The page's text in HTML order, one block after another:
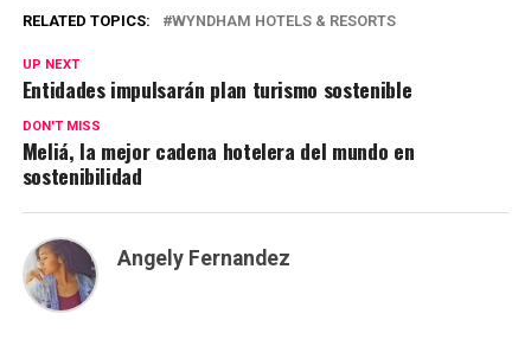
RELATED TOPICS: WYNDHAM HOTELS & RESORTS
UP NEXT
Entidades impulsarán plan turismo sostenible
DON'T MISS
Meliá, la mejor cadena hotelera del mundo en
sostenibilidad
Angely Fernandez